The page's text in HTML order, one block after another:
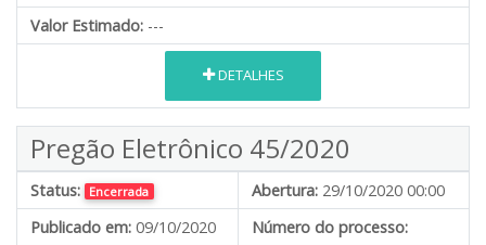
Valor Estimado: ---
DETALHES
Pregão Eletrônico 45/2020
Status: Encerrada Abertura: 29/10/2020 00:00
Publicado em: 09/10/2020
Número do processo: